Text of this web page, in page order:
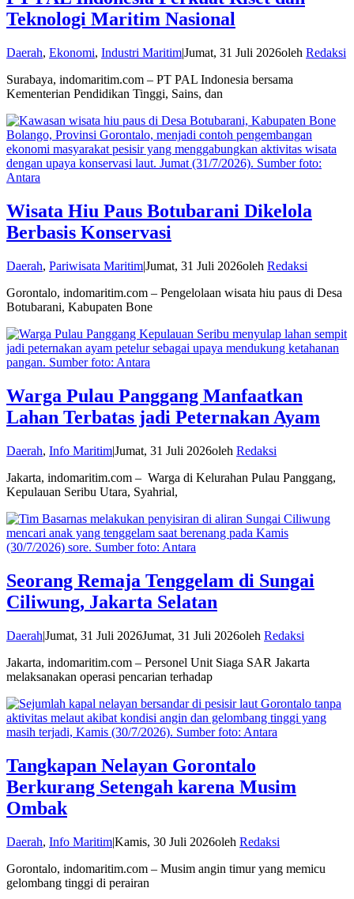
Teknologi Maritim Nasional
Daerah, Ekonomi, Industri Maritim|Jumat, 31 Juli 2026oleh Redaksi
Surabaya, indomaritim.com – PT PAL Indonesia bersama
Kementerian Pendidikan Tinggi, Sains, dan
Wisata Hiu Paus Botubarani Dikelola
Berbasis Konservasi
Daerah, Pariwisata Maritim|Jumat, 31 Juli 2026oleh Redaksi
Gorontalo, indomaritim.com – Pengelolaan wisata hiu paus di Desa
Botubarani, Kabupaten Bone
Warga Pulau Panggang Manfaatkan
Lahan Terbatas jadi Peternakan Ayam
Daerah, Info Maritim|Jumat, 31 Juli 2026oleh Redaksi
Jakarta, indomaritim.com – Warga di Kelurahan Pulau Panggang,
Kepulauan Seribu Utara, Syahrial,
Seorang Remaja Tenggelam di Sungai
Ciliwung, Jakarta Selatan
Daerah|Jumat, 31 Juli 2026Jumat, 31 Juli 2026oleh Redaksi
Jakarta, indomaritim.com – Personel Unit Siaga SAR Jakarta
melaksanakan operasi pencarian terhadap
Tangkapan Nelayan Gorontalo
Berkurang Setengah karena Musim
Ombak
Daerah, Info Maritim|Kamis, 30 Juli 2026oleh Redaksi
Gorontalo, indomaritim.com – Musim angin timur yang memicu
gelombang tinggi di perairan